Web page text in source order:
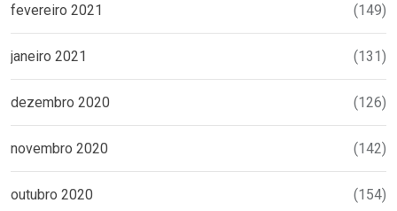
fevereiro 2021 (149)
janeiro 2021 (131)
dezembro 2020 (126)
novembro 2020 (142)
outubro 2020 (154)